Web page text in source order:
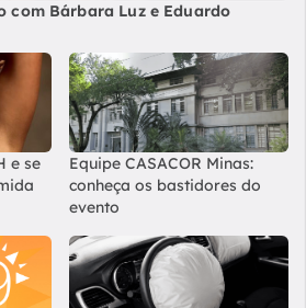
com Bárbara Luz e Eduardo
e se
Equipe CASACOR Minas:
conheça os bastidores do
evento